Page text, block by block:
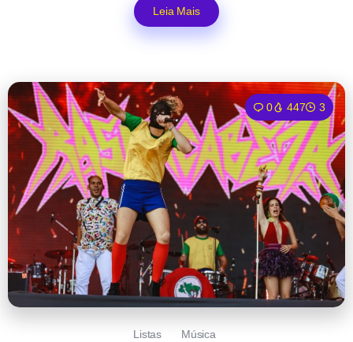
Leia Mais
0 447 3
Listas Música